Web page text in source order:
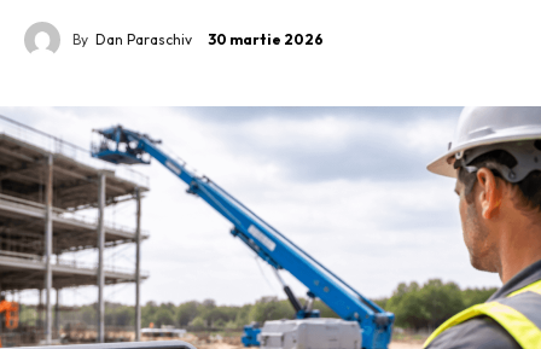
By Dan Paraschiv 30 martie 2026